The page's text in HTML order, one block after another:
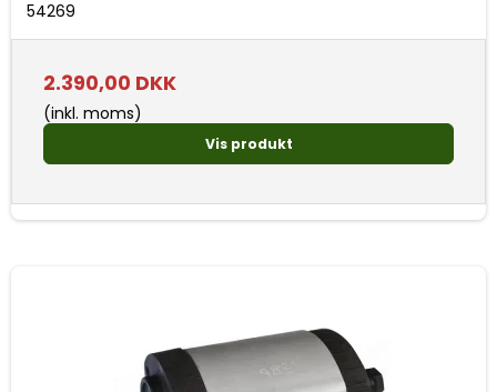
54269
2.390,00 DKK
(inkl. moms)
Vis produkt